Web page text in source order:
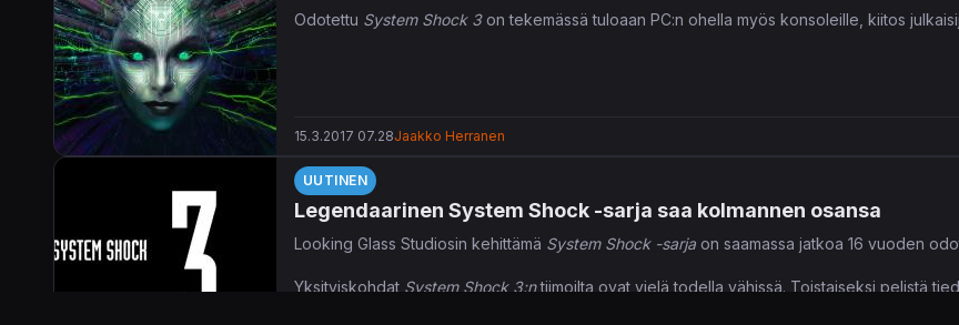
Odotettu System Shock 3on tekemässä tuloaan PC:n ohella myös konsoleille, kiitos
15.3.2017 07.28Jaakko Herranen
UUTINEN
Legendaarinen System Shock -sarja saa kolmannen osansa
Looking Glass Studiosin kehittämä System Shock -sarja on saamassa jatkoa 16 vuoden
Yksityiskohdat System Shock 3:ntiimoilta ovat vielä todella vähissä. Toistaiseksi pelistä